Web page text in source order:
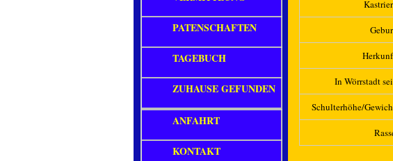
In Wörrstadt
Schulterhöhe/
PATENSCHAFTEN
TAGEBUCH
ZUHAUSE GEFUNDEN
ANFAHRT
KONTAKT